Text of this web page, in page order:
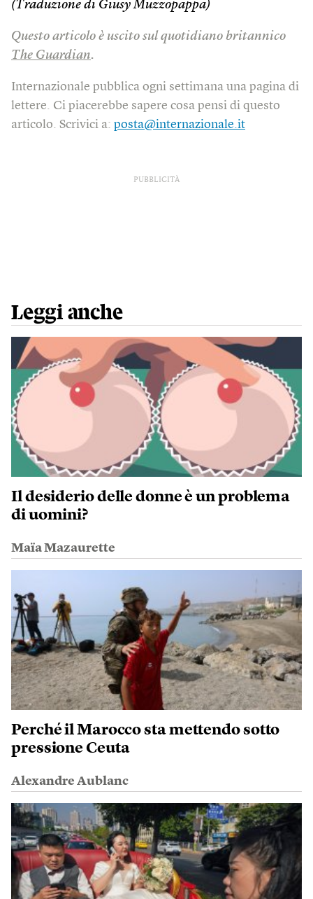
(Traduzione di Giusy Muzzopappa)
Questo articolo è uscito sul quotidiano britannico
The Guardian.
Internazionale pubblica ogni settimana una pagina di
lettere. Ci piacerebbe sapere cosa pensi di questo
articolo. Scrivici a: posta@internazionale.it
PUBBLICITÀ
Leggi anche
Il desiderio delle donne è un problema
di uomini?
Maïa Mazaurette
Perché il Marocco sta mettendo sotto
pressione Ceuta
Alexandre Aublanc